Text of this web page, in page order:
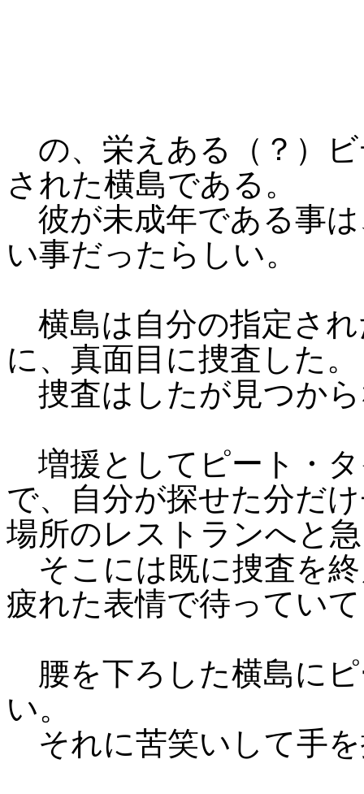
の、栄えある（？）
された横島である。
彼が未成年である事
い事だったらしい。
横島は自分の指定さ
に、真面目に捜査した。
捜査はしたが見つか
増援としてピート・
で、自分が探せた分だ
場所のレストランへと
そこには既に捜査を
疲れた表情で待ってい
腰を下ろした横島に
い。
それに苦笑いして手